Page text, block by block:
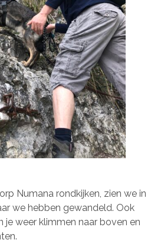
Numana rondkijken, zien we in
we hebben gewandeld. Ook
je weer klimmen naar boven en